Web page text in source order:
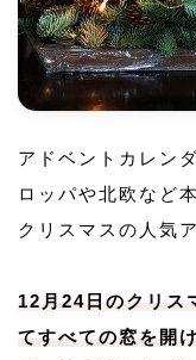
アドベントカレン
ロッパや北欧など
クリスマスの人気
12月24日のクリス
てすべての窓を開